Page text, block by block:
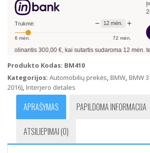
F30
F35
Durų
panelės
komplektas
(Smėlio
spalvos)
Trukmė: − 12 mėn. +
6 mėn. 72 mėn.
300,00 €, kai sutartis sudaroma12 mėn.
Produkto Kodas: BM410
Kategorijos: Automobilių prekės BMW BMW
2016) Interjero detales
APRAŠYMAS PAPILDOMA INFORMACIJA
ATSILIEPIMAI (0)